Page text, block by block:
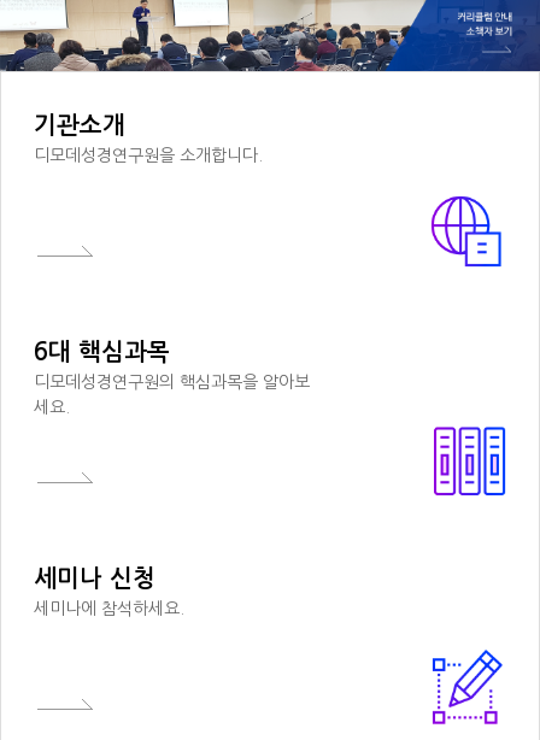
기관소개
디모데성경연구원을 소개합니다.
6대 핵심과목
디모데성경연구원의 핵심과목을 알아보
세요.
세미나 신청
세미나에 참석하세요.